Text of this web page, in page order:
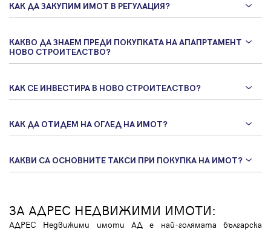
КАК ДА ЗАКУПИМ ИМОТ В РЕГУЛАЦИЯ?
КАКВО ДА ЗНАЕМ ПРЕДИ ПОКУПКАТА НА АПАПРТАМЕНТ
НОВО СТРОИТЕЛСТВО?
КАК СЕ ИНВЕСТИРА В НОВО СТРОИТЕЛСТВО?
КАК ДА ОТИДЕМ НА ОГЛЕД НА ИМОТ?
КАКВИ СА ОСНОВНИТЕ ТАКСИ ПРИ ПОКУПКА НА ИМОТ?
ЗА АДРЕС НЕДВИЖИМИ ИМОТИ:
АДРЕС Недвижими имоти АД е най-голямата българска